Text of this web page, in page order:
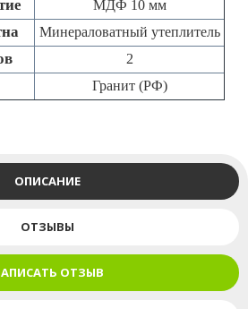
МДФ 10 мм
Минераловатный утеплитель
2
Гранит (РФ)
ОПИСАНИЕ
ОТЗЫВЫ
ОТЗЫВ